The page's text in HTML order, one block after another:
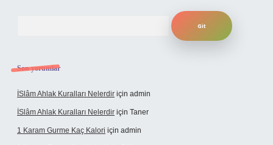
Son yorumlar
İSlâm Ahlak Kuralları Nelerdir için admin
İSlâm Ahlak Kuralları Nelerdir için Taner
1 Karam Gurme Kaç Kalori için admin